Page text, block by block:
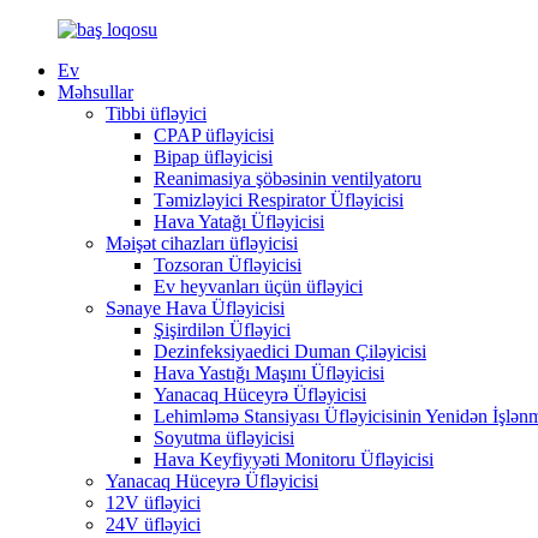
Ev
Məhsullar
Tibbi üfləyici
CPAP üfləyicisi
Bipap üfləyicisi
Reanimasiya şöbəsinin ventilyatoru
Təmizləyici Respirator Üfləyicisi
Hava Yatağı Üfləyicisi
Məişət cihazları üfləyicisi
Tozsoran Üfləyicisi
Ev heyvanları üçün üfləyici
Sənaye Hava Üfləyicisi
Şişirdilən Üfləyici
Dezinfeksiyaedici Duman Çiləyicisi
Hava Yastığı Maşını Üfləyicisi
Yanacaq Hüceyrə Üfləyicisi
Lehimləmə Stansiyası Üfləyicisinin Yenidən
Soyutma üfləyicisi
Hava Keyfiyyəti Monitoru Üfləyicisi
Yanacaq Hüceyrə Üfləyicisi
12V üfləyici
24V üfləyici